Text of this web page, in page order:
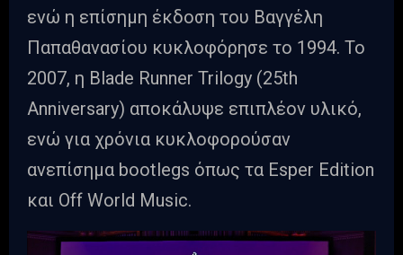
ενώ η επίσημη έκδοση του Βαγγέλη
Παπαθανασίου κυκλοφόρησε το 1994. Το
2007, η Blade Runner Trilogy (25th
Anniversary) αποκάλυψε επιπλέον υλικό,
ενώ για χρόνια κυκλοφορούσαν
ανεπίσημα bootlegs όπως τα Esper Edition
και Off World Music.